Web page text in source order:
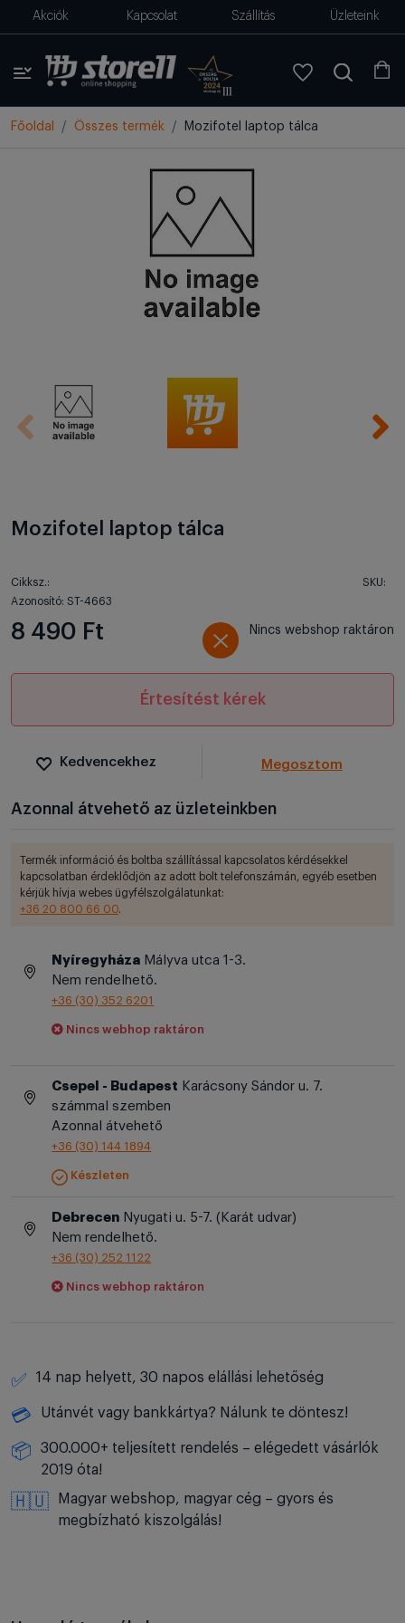
Akciók Kapcsolat Szállítás Üzleteink
Főoldal Összes termék Mozifotel laptop tálca
Mozifotel laptop tálca
Cikksz.:
SKU:
Azonosító: ST-4663
8 490 Ft Nincs webshop raktáron
Értesítést kérek
Kedvencekhez Megosztom
Azonnal átvehető az üzleteinkben
Termék információ és boltba szállítással kapcsolatos kérdésekkel
kapcsolatban érdeklődjön az adott bolt telefonszámán, egyéb esetben
kérjük hívja webes ügyfélszolgálatunkat:
+36 20 800 66 00.
Nyíregyháza Mályva utca 1-3.
Nem rendelhető.
+36 (30) 352 6201
Nincs webhop raktáron
Csepel - Budapest Karácsony Sándor u. 7.
számmal szemben
Azonnal átvehető
+36 (30) 144 1894
Készleten
Debrecen Nyugati u. 5-7. (Karát udvar)
Nem rendelhető.
+36 (30) 252 1122
Nincs webhop raktáron
✅ 14 nap helyett, 30 napos elállási lehetőség
💳 Utánvét vagy bankkártya? Nálunk te döntesz!
📦
300.000+ teljesített rendelés – elégedett vásárlók
2019 óta!
🇭🇺
Magyar webshop, magyar cég – gyors és
megbízható kiszolgálás!